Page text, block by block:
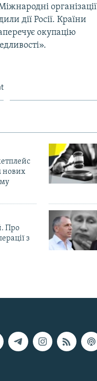
організації
дії Росії. Країни
окупацію
нових
Про
з